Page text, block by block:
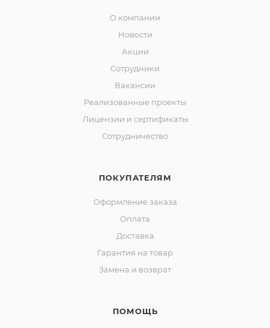
О компании
Новости
Акции
Сотрудники
Вакансии
Реализованные проекты
Лицензии и сертификаты
Сотрудничество
ПОКУПАТЕЛЯМ
Оформление заказа
Оплата
Доставка
Гарантия на товар
Замена и возврат
ПОМОЩЬ